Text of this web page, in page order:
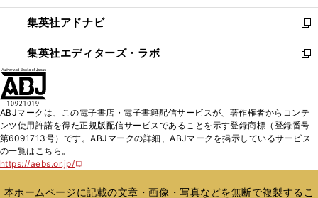
開
く
ウ
で
開
く
ン
ド
ウ
で
ウ
ィ
ン
ド
く
集英社アドナビ
新
し
い
ド
ウ
で
集英社エディターズ・ラボ
新
ィ
ン
ド
開
ABJマークは、この電子書店・電子書籍配信サービスが、著作権者からコンテ
ンツ使用許諾を得た正規版配信サービスであることを示す登録商標（登録番号
第6091713号）です。ABJマークの詳細、ABJマークを掲示しているサービス
の一覧はこちら。
https://aebs.or.jp/
新
い
本ホームページに記載の文章・画像・写真などを無断で複製するこ